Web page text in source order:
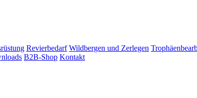
Revierbedarf Wildbergen und Zerlegen
B2B-Shop Kontakt